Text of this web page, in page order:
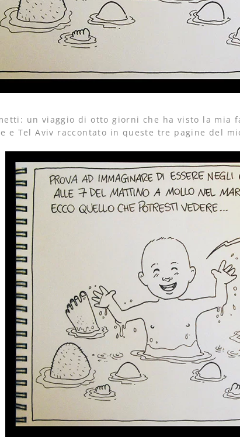
un viaggio di otto giorni che ha visto la mia
e Tel Aviv raccontato in queste tre pagine del